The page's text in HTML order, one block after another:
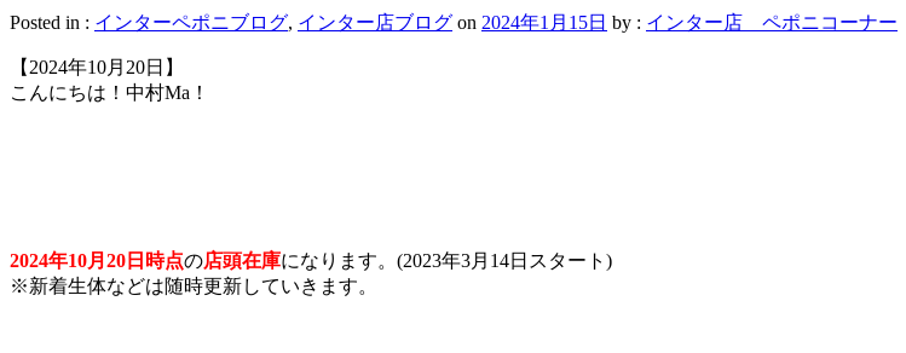
Posted in : インターペポニブログ, インター店ブログ on 2024年1月15日 by : インター店 ペポニコーナー
【2024年10月20日】
こんにちは！中村Ma！
2024年10月20日時点の店頭在庫になります。(2023年3月14日スタート)
※新着生体などは随時更新していきます。